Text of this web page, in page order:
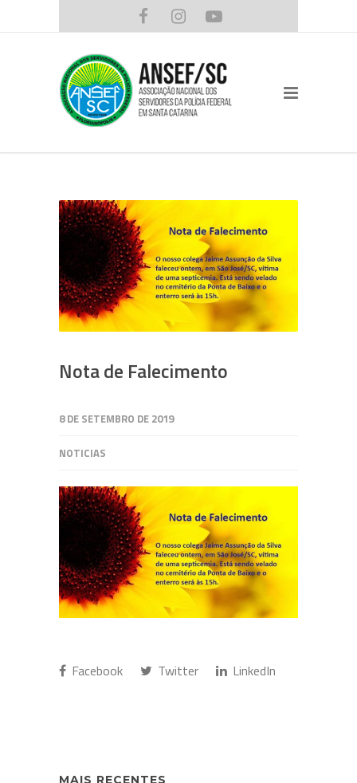
Nota de Falecimento
8 DE SETEMBRO DE 2019
NOTICIAS
Facebook Twitter LinkedIn
MAIS RECENTES